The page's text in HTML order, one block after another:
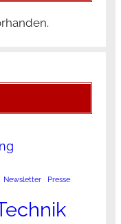
Newsletter Presse